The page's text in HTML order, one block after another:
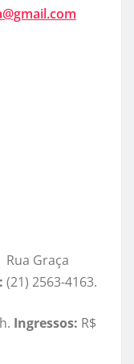
Rua Graça
(21) 2563-4163.
Ingressos: R$